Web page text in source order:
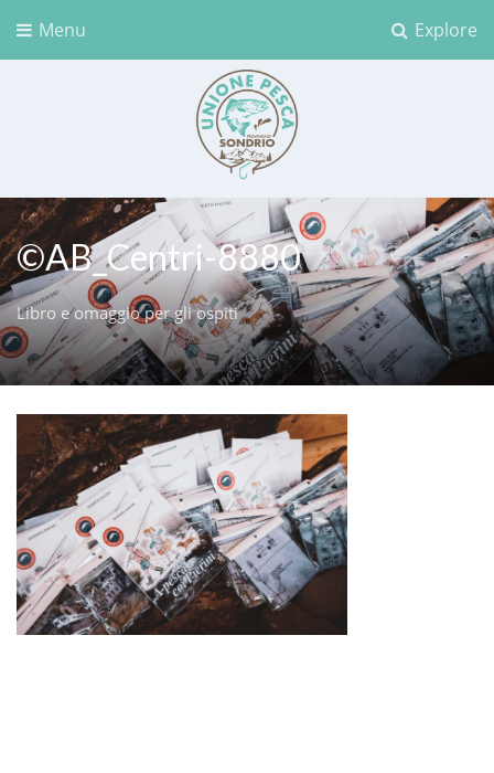
Explore
Menu
Unione Pesca Sondrio
©AB_Centri-8880
Libro e omaggio per gli ospiti